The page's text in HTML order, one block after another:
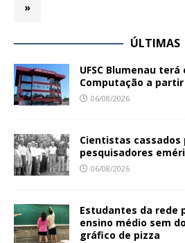
»
ÚLTIMAS
UFSC Blumenau
Computação a partir
06/08/2026
Cientistas
pesquisadores
06/08/2026
Estudantes da rede
ensino médio sem
gráfico de pizza